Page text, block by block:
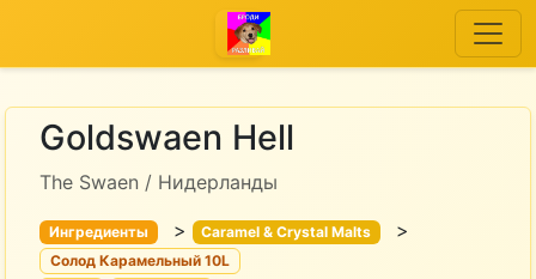
Goldswaen Hell
The Swaen / Нидерланды
Ингредиенты > Caramel & Crystal Malts >
Солод Карамельный 10L